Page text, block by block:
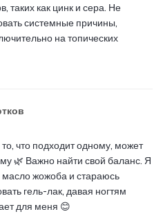
таких как цинк и сера. Не
системные причины,
на топических
что подходит одному, может
🌿 Важно найти свой баланс. Я
жожоба и стараюсь
гель-лак, давая ногтям
для меня 😊